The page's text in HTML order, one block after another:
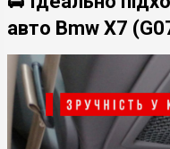
авто Bmw X7